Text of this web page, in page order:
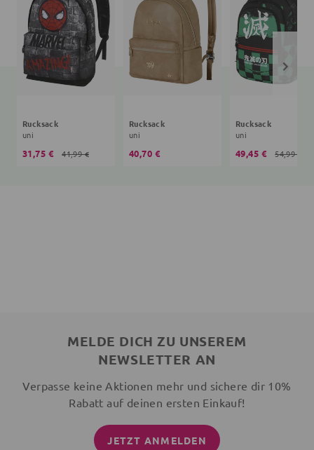
Rucksack
uni
31,75 € 41,99 €
Rucksack
uni
40,70 €
Rucksack
uni
49,45 € 54,99 €
MELDE DICH ZU UNSEREM
NEWSLETTER AN
Verpasse keine Aktionen mehr und sichere dir 10%
Rabatt auf deinen ersten Einkauf!
JETZT ANMELDEN